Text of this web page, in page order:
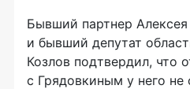
Бывший партнер Алексея
и бывший депутат
Козлов подтвердил, что
с Грядовкиным у него